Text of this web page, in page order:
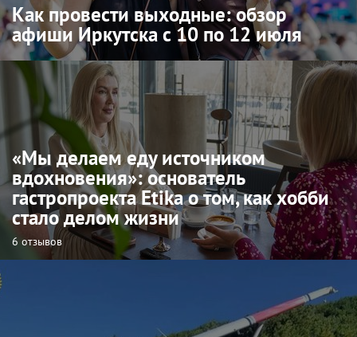
Как провести выходные: обзор
афиши Иркутска с 10 по 12 июля
«Мы делаем еду источником
вдохновения»: основатель
гастропроекта Etika о том, как хобби
стало делом жизни
6 отзывов